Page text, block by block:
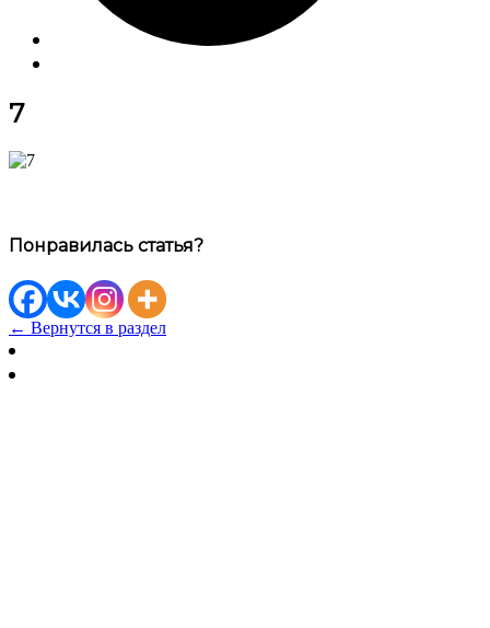
7
Понравилась статья?
← Вернутся в раздел